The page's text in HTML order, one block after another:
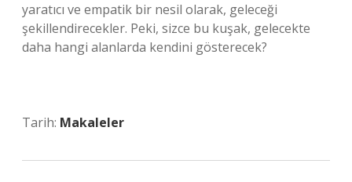
yaratıcı ve empatik bir nesil olarak, geleceği
şekillendirecekler. Peki, sizce bu kuşak, gelecekte
daha hangi alanlarda kendini gösterecek?
Tarih: Makaleler